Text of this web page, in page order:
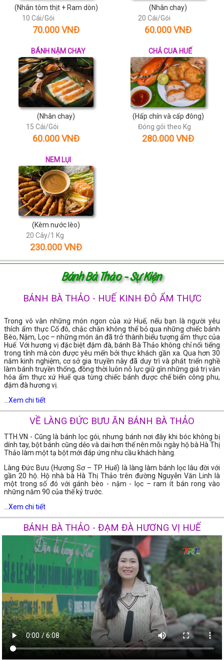
(Nhân tôm thịt + Ram dòn)
10 Cái/Gói
70.000 VNĐ
(Nhân chay)
20 Cái/Gói
60.000 VNĐ
BÁNH NẬM CHAY
(Nhân chay)
15 Cái/Gói
60.000 VNĐ
CHẢ CUA HUẾ
(Hấp chín và cấp đông)
Đóng gói theo Kg
280.000 VNĐ
NEM LỤI
(Kèm nước lèo)
20 Cây/1 Kg
230.000 VNĐ
Bánh Bà Thảo - Sự Kiện
BÁNH BÀ THẢO - HUẾ KINH ĐÔ ẨM THỰC
Trong vô vàn những món ngon của xứ Huế, nếu bạn là người yêu
thích ẩm thực Cố đô, chắc chắn không thể bỏ qua những chiếc bánh
Bèo, Nậm, Lọc – những món ăn đã trở thành biểu tượng ẩm thực của
Huế. Với hương vị đặc biệt đậm đà, bánh Bà Thảo không chỉ nổi tiếng
trong tỉnh mà còn được yêu mến bởi thực khách gần xa. Qua hơn 30
năm kinh nghiệm, cơ sở gia truyền này đã duy trì và phát triển nghề
làm bánh truyền thống, đồng thời luôn nỗ lực giữ gìn những giá trị văn
hóa ẩm thực xứ Huế qua từng chiếc bánh được chế biến công phu,
đậm đà hương vị.
Xem chi tiết
VỀ LÀNG ĐỨC BƯU ĂN BÁNH BÀ THẢO
TTH.VN - Cũng là bánh lọc gói, nhưng bánh nơi đây khi bóc không bị
dính tay, bột bánh cũng dẻo và dai hơn thế nên mỗi ngày hộ bà Hà Thị
Thảo làm một tạ bột mới đáp ứng nhu cầu khách hàng.
Làng Đức Bưu (Hương Sơ – TP. Huế) là làng làm bánh lọc lâu đời với
gần 20 hộ. Hộ nhà bà Hà Thị Thảo trên đường Nguyễn Văn Linh là
một trong số đó với gánh bèo - nậm - lọc – ram ít bán rong vào
những năm 90 của thế kỷ trước.
Xem chi tiết
BÁNH BÀ THẢO - ĐẠM ĐÀ HƯƠNG VỊ HUẾ